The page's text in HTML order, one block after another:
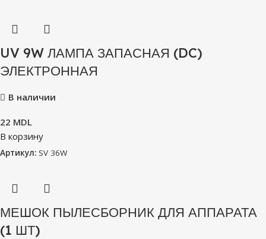
UV 9W ЛАМПА ЗАПАСНАЯ (DC)
ЭЛЕКТРОННАЯ
В наличии
22 MDL
В корзину
Артикул: SV 36W
МЕШОК ПЫЛЕСБОРНИК ДЛЯ АППАРАТА
(1 ШТ)